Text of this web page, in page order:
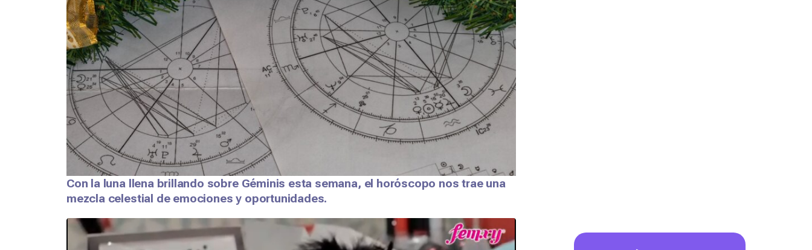
Con la luna llena brillando sobre Géminis esta semana, el horóscopo nos trae una
mezcla celestial de emociones y oportunidades.